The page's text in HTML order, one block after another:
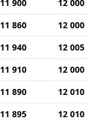
11 900
12 000
11 860
12 000
11 940
12 005
11 910
12 000
11 890
12 010
11 895
12 010